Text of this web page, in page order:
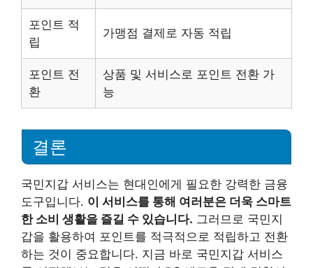
포인트 적
립
가맹점 결제로 자동 적립
포인트 전
환
상품 및 서비스로 포인트 전환 가
능
결론
국민지갑 서비스는 현대인에게 필요한 강력한 금융
도구입니다. 이 서비스를 통해 여러분은 더욱 스마트
한 소비 생활을 즐길 수 있습니다. 그러므로 국민지
갑을 활용하여 포인트를 적극적으로 적립하고 전환
하는 것이 중요합니다. 지금 바로 국민지갑 서비스